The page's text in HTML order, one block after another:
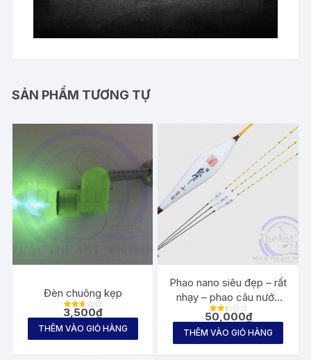
SẢN PHẨM TƯƠNG TỰ
Đèn chuông kẹp
Được
hạng
5
3,500₫
THÊM VÀO GIỎ HÀNG
Phao nano siêu đẹp – rất
nhạy – phao câu nước
sâu
Được
hạng
5
50,000₫
THÊM VÀO GIỎ HÀNG